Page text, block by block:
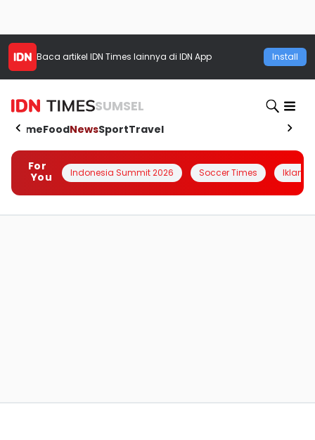
Baca artikel IDN Times lainnya di IDN App Install
SUMSEL
HomeFoodNewsSportTravel
For
You
Indonesia Summit 2026 Soccer Times Iklanin